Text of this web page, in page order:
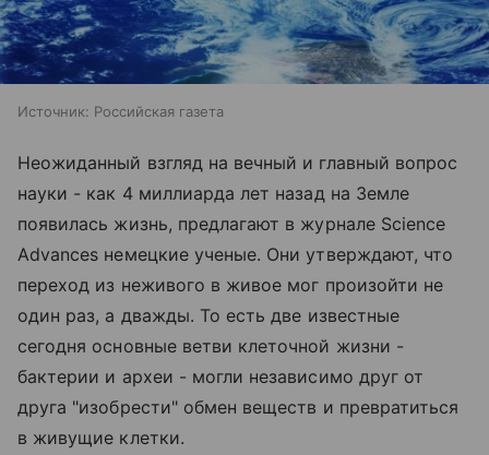
Источник: Российская газета
Неожиданный взгляд на вечный и главный вопрос
науки - как 4 миллиарда лет назад на Земле
появилась жизнь, предлагают в журнале Science
Advances немецкие ученые. Они утверждают, что
переход из неживого в живое мог произойти не
один раз, а дважды. То есть две известные
сегодня основные ветви клеточной жизни -
бактерии и археи - могли независимо друг от
друга "изобрести" обмен веществ и превратиться
в живущие клетки.